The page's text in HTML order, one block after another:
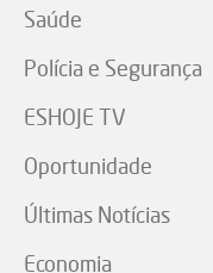
Saúde
Polícia e Segurança
ESHOJE TV
Oportunidade
Últimas Notícias
Economia